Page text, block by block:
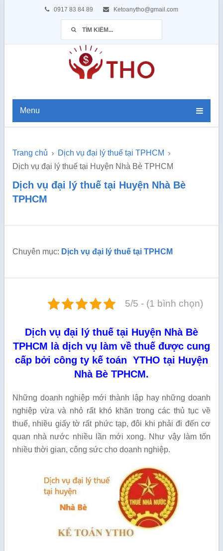
0917 83 84 89 Ketoanytho@gmail.com
Menu
Trang chủ
Dịch vụ đại lý thuế tại TPHCM
Dịch vụ đại lý thuế tại Huyện Nhà Bè TPHCM
Dịch vụ đại lý thuế tại Huyện Nhà Bè
TPHCM
Chuyên mục: Dịch vụ đại lý thuế tại TPHCM
5/5 - (1 bình chọn)
Dịch vụ đại lý thuế tại Huyện Nhà Bè
TPHCM là dịch vụ làm về thuế được cung
cấp bởi công ty kế toán YTHO tại Huyện
Nhà Bè TPHCM.
Những doanh nghiệp mới thành lập hay những doanh
nghiệp vừa và nhỏ rất khó khăn trong các thủ tục về
thuế, nhiều giấy tờ rất phức tạp, đôi khi phải đi đến cơ
quan nhà nước nhiều lần mới xong. Như vậy làm tốn
nhiều thời gian, công sức cho doanh nghiệp.